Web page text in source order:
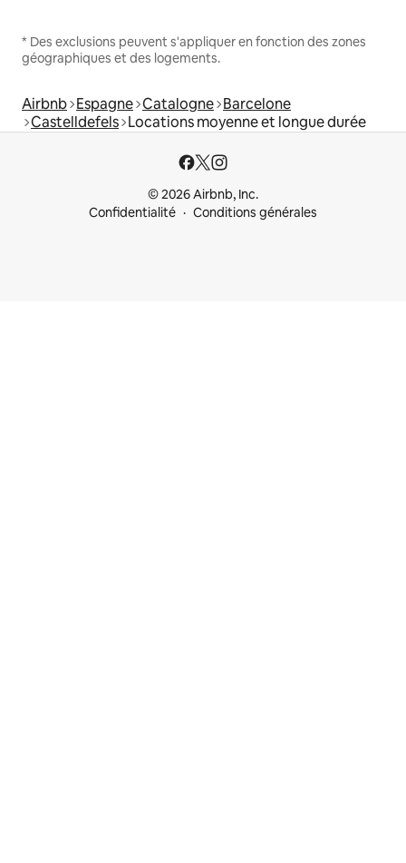
* Des exclusions peuvent s'appliquer en fonction des zones
géographiques et des logements.
Airbnb Espagne Catalogne Barcelone
Castelldefels Locations moyenne et longue durée
© 2026 Airbnb, Inc.
Confidentialité
Conditions générales